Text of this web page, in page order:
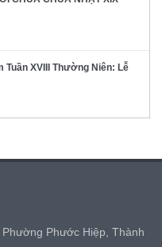
Tuần XVIII Thường Niên: Lễ
Phước Hiệp, Thành